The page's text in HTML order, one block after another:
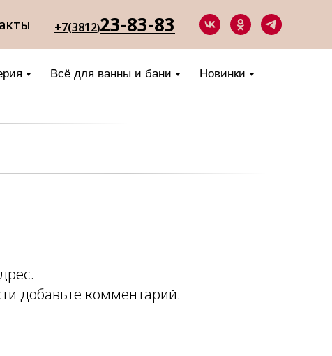
+7(3812)23-83-83
Всё для ванны и бани Новинки
добавьте комментарий.